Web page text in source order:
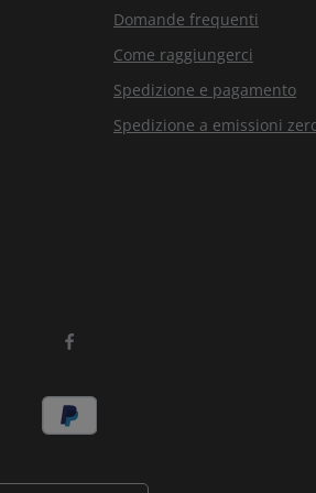
Domande frequenti
Come raggiungerci
Spedizione e pagamento
Spedizione a emissioni